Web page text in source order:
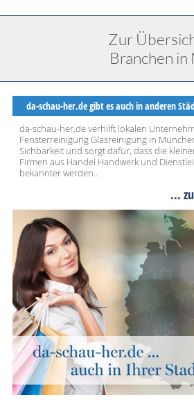
Zur
Branchen in
da-schau-her.de gibt es auch in anderen
da-schau-her.de verhilft lokalen
Fensterreinigung Glasreinigung in
Sichbarkeit und sorgt dafür, dass die
Firmen aus Handel Handwerk und
bekannter werden..
...